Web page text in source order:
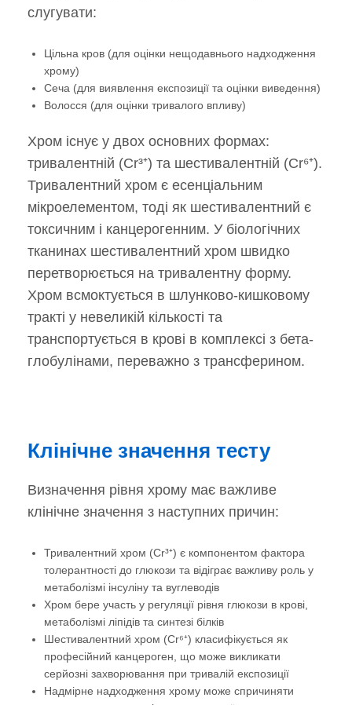
слугувати:
Цільна кров (для оцінки нещодавнього надходження
хрому)
Сеча (для виявлення експозиції та оцінки виведення)
Волосся (для оцінки тривалого впливу)
Хром існує у двох основних формах:
тривалентній (Cr³⁺) та шестивалентній (Cr⁶⁺).
Тривалентний хром є есенціальним
мікроелементом, тоді як шестивалентний є
токсичним і канцерогенним. У біологічних
тканинах шестивалентний хром швидко
перетворюється на тривалентну форму.
Хром всмоктується в шлунково-кишковому
тракті у невеликій кількості та
транспортується в крові в комплексі з бета-
глобулінами, переважно з трансферином.
Клінічне значення тесту
Визначення рівня хрому має важливе
клінічне значення з наступних причин:
Тривалентний хром (Cr³⁺) є компонентом фактора
толерантності до глюкози та відіграє важливу роль у
метаболізмі інсуліну та вуглеводів
Хром бере участь у регуляції рівня глюкози в крові,
метаболізмі ліпідів та синтезі білків
Шестивалентний хром (Cr⁶⁺) класифікується як
професійний канцероген, що може викликати
серйозні захворювання при тривалій експозиції
Надмірне надходження хрому може спричиняти